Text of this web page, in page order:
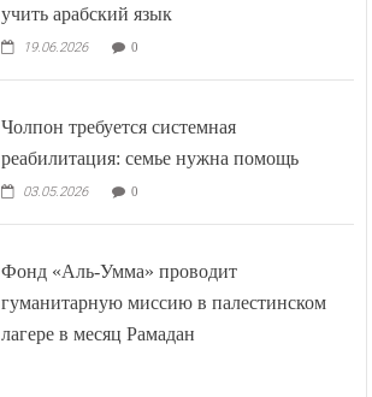
учить арабский язык
19.06.2026 0
Чолпон требуется системная
реабилитация: семье нужна помощь
03.05.2026 0
Фонд «Аль-Умма» проводит
гуманитарную миссию в палестинском
лагере в месяц Рамадан